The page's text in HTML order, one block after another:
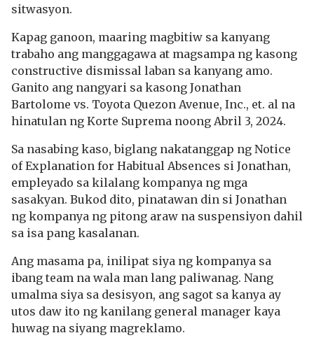
sitwasyon.
Kapag ganoon, maaring magbitiw sa kanyang
trabaho ang manggagawa at magsampa ng kasong
constructive dismissal laban sa kanyang amo.
Ganito ang nangyari sa kasong Jonathan
Bartolome vs. Toyota Quezon Avenue, Inc., et. al na
hinatulan ng Korte Suprema noong Abril 3, 2024.
Sa nasabing kaso, biglang nakatanggap ng Notice
of Explanation for Habitual Absences si Jonathan,
empleyado sa kilalang kompanya ng mga
sasakyan. Bukod dito, pinatawan din si Jonathan
ng kompanya ng pitong araw na suspensiyon dahil
sa isa pang kasalanan.
Ang masama pa, inilipat siya ng kompanya sa
ibang team na wala man lang paliwanag. Nang
umalma siya sa desisyon, ang sagot sa kanya ay
utos daw ito ng kanilang general manager kaya
huwag na siyang magreklamo.